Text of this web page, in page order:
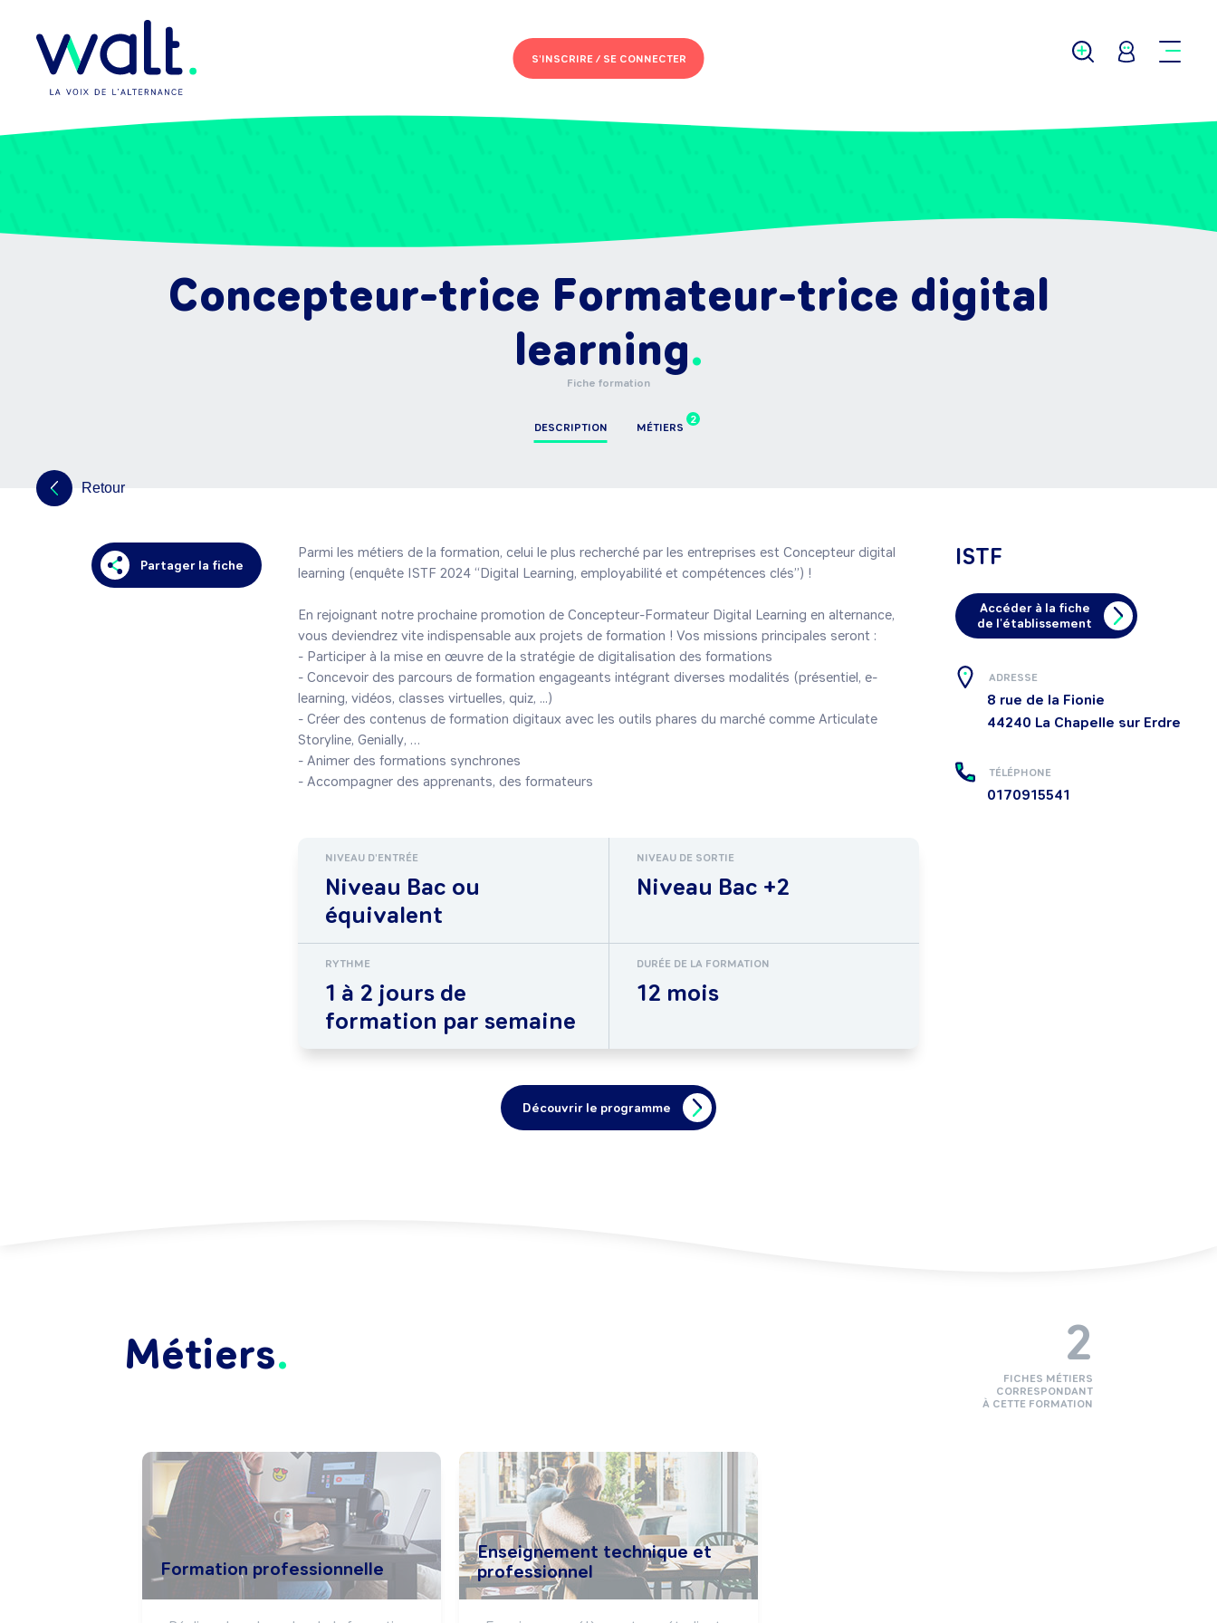
S'INSCRIRE /SE CONNECTER
Concepteur-trice Formateur-trice digital
learning
Fiche formation
DESCRIPTION
2
MÉTIERS
Retour
Partager la fiche
Parmi les métiers de la formation, celui le plus recherché par les entreprises est Concepteur digital
learning (enquête ISTF 2024 “Digital Learning, employabilité et compétences clés”) !
En rejoignant notre prochaine promotion de Concepteur-Formateur Digital Learning en alternance,
vous deviendrez vite indispensable aux projets de formation ! Vos missions principales seront :
- Participer à la mise en œuvre de la stratégie de digitalisation des formations
- Concevoir des parcours de formation engageants intégrant diverses modalités (présentiel, e-
learning, vidéos, classes virtuelles, quiz, ...)
- Créer des contenus de formation digitaux avec les outils phares du marché comme Articulate
Storyline, Genially, …
- Animer des formations synchrones
- Accompagner des apprenants, des formateurs
NIVEAU D'ENTRÉE
Niveau Bac ou
équivalent
NIVEAU DE SORTIE
Niveau Bac +2
RYTHME
1 à 2 jours de
formation par semaine
DURÉE DE LA FORMATION
12 mois
Découvrir le programme
ISTF
Accéder à la fiche
de l'établissement
ADRESSE
8 rue de la Fionie
44240 La Chapelle sur Erdre
TÉLÉPHONE
0170915541
Métiers
Formation professionnelle
Enseignement technique et
professionnel
2
FICHES MÉTIERS
CORRESPONDANT
À CETTE FORMATION